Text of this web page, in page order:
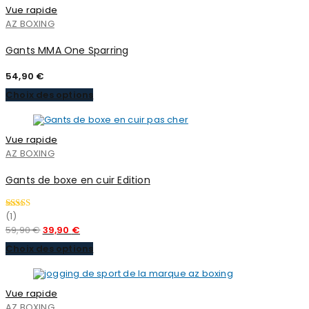
Vue rapide
AZ BOXING
Gants MMA One Sparring
54,90 €
Choix des options
Vue rapide
AZ BOXING
Gants de boxe en cuir Edition
Note
sur 5
(1)
59,90€Le
prix
était :
59,90 €.
39,90 €
prix
est :
Choix des options
Vue rapide